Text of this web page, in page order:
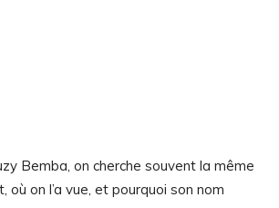
Bemba, on cherche souvent la même
où on l’a vue, et pourquoi son nom